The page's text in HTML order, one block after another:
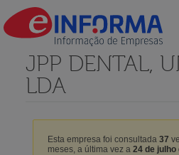
JPP DENTAL,
LDA
Esta empresa foi consultada 37
meses, a última vez a 24 de julho